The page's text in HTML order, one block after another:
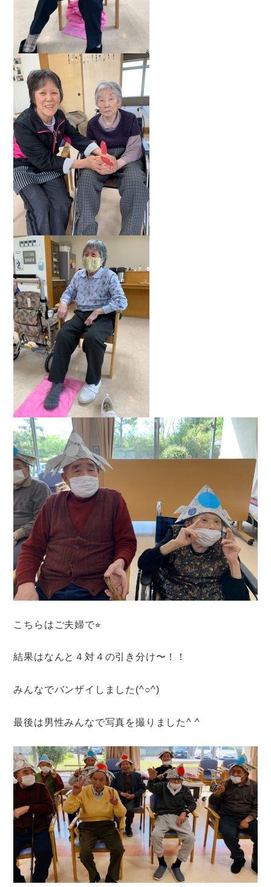
こちらはご夫婦で⭐︎
結果はなんと４対４の引き分け〜！！
みんなでバンザイしました(^○^)
最後は男性みんなで写真を撮りました^ ^